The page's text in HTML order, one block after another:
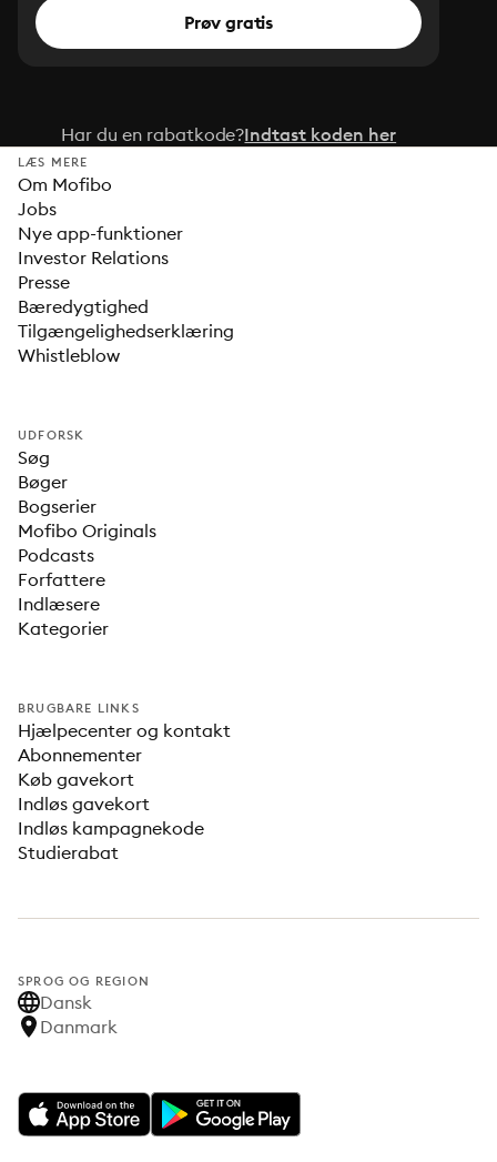
Prøv gratis
Har du en rabatkode?Indtast koden her
LÆS MERE
Om Mofibo
Jobs
Nye app-funktioner
Investor Relations
Presse
Bæredygtighed
Tilgængelighedserklæring
Whistleblow
UDFORSK
Søg
Bøger
Bogserier
Mofibo Originals
Podcasts
Forfattere
Indlæsere
Kategorier
BRUGBARE LINKS
Hjælpecenter og kontakt
Abonnementer
Køb gavekort
Indløs gavekort
Indløs kampagnekode
Studierabat
SPROG OG REGION
Dansk
Danmark